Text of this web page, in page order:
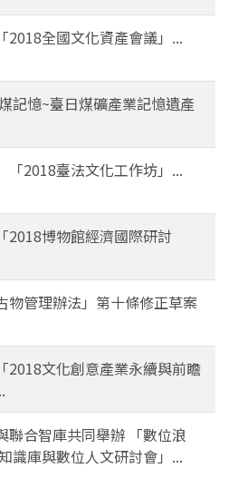
2018全國文化資產會議」...
記憶~臺日煤礦產業記憶遺產
「2018臺法文化工作坊」...
2018博物館經濟國際研討
物管理辦法」第十條修正草案
2018文化創意產業永續與前瞻
聯合智庫共同舉辦 「數位浪
識庫與數位人文研討會」...